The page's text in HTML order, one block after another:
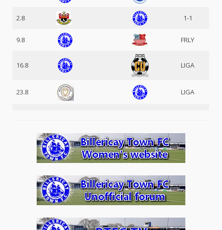
2.8 1-1
9.8 FRLY
16.8 LIGA
23.8 LIGA